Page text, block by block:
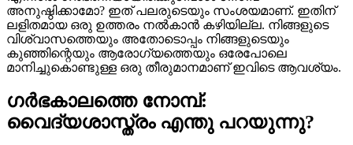
അനുഷ്ഠിക്കാമോ? ഇത് പലരുടെയും സംശയമാണ്. ഇതിന്
ലളിതമായ ഒരു ഉത്തരം നൽകാൻ കഴിയില്ല. നിങ്ങളുടെ
വിശ്വാസത്തെയും അതോടൊപ്പം നിങ്ങളുടെയും
കുഞ്ഞിന്റെയും ആരോഗ്യത്തെയും ഒരേപോലെ
മാനിച്ചുകൊണ്ടുള്ള ഒരു തീരുമാനമാണ് ഇവിടെ ആവശ്യം.
ഗർഭകാലത്തെ നോമ്പ്:
വൈദ്യശാസ്ത്രം എന്തു പറയുന്നു?